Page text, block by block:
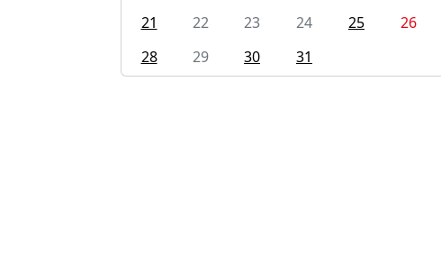
21
22 23 24 25 26
28
29 30 31